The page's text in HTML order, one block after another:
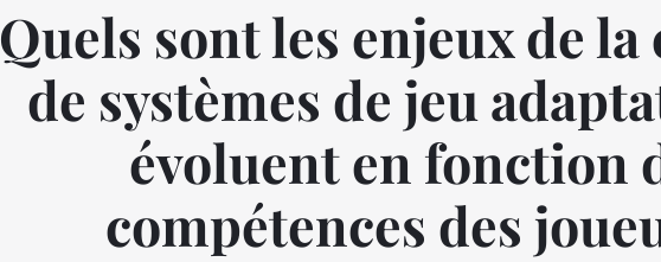
Quels sont les enjeux de
de systèmes de jeu
évoluent en fonction
compétences des